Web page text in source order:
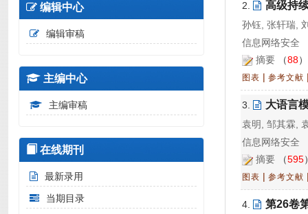
2. 高级持
孙钰, 张轩瑞,
信息网络安全
摘要 （88
图表 | 参考文献
3. 大语言
袁明, 邹其霖,
信息网络安全
摘要 （595
图表 | 参考文献
4. 第26卷
编辑中心
编辑审稿
主编中心
主编审稿
在线期刊
最新录用
当期目录